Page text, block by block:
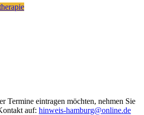
Termine eintragen möchten, nehmen Sie
auf: hinweis-hamburg@online.de